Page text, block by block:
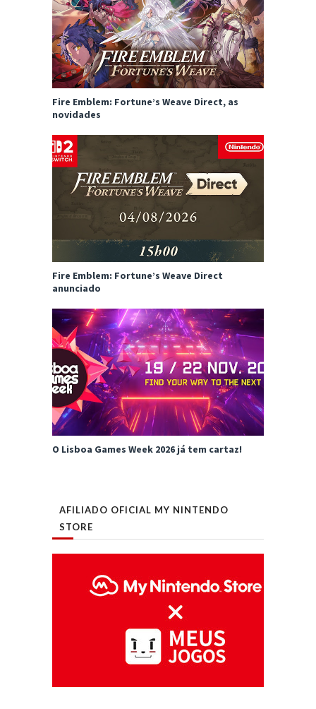
Fire Emblem: Fortune’s Weave Direct, as
novidades
Fire Emblem: Fortune’s Weave Direct
anunciado
O Lisboa Games Week 2026 já tem cartaz!
AFILIADO OFICIAL MY NINTENDO
STORE